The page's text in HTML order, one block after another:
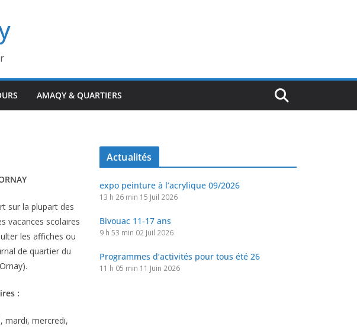
AMAQY & QUARTIERS
sur la plupart des
vacances scolaires
les affiches ou
de quartier du
:
mardi, mercredi,
Actualités
expo peinture à l’acrylique 09/2026
13 h 26 min 15 Juil 2026
Bivouac 11-17 ans
9 h 53 min 02 Juil 2026
Programmes d’activités pour tous été 26
11 h 05 min 11 Juin 2026